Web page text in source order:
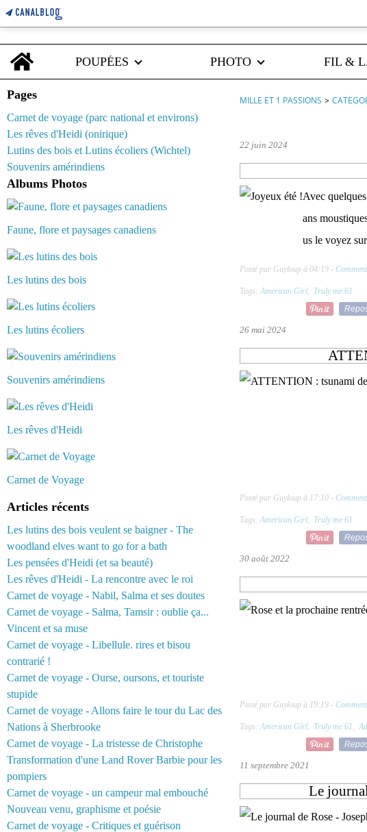
Home
POUPÉES
PHOTO FIL &
Pages
Carnet de voyage (parc national et environs)
Les rêves d'Heidi (onirique)
Lutins des bois et Lutins écoliers (Wichtel)
Souvenirs amérindiens
Albums Photos
Faune, flore et paysages canadiens
Les lutins des bois
Les lutins écoliers
Souvenirs amérindiens
Les rêves d'Heidi
Carnet de Voyage
Articles récents
Les lutins des bois veulent se baigner - The
woodland elves want to go for a bath
Les pensées d'Heidi (et sa beauté)
Les rêves d'Heidi - La rencontre avec le roi
Carnet de voyage - Nabil, Salma et ses doutes
Carnet de voyage - Salma, Tamsir : oublie ça...
Vincent et sa muse
Carnet de voyage - Libellule. rires et bisou
contrarié !
Carnet de voyage - Ourse, oursons, et touriste
stupide
Carnet de voyage - Allons faire le tour du Lac des
Nations à Sherbrooke
Carnet de voyage - La tristesse de Christophe
Transformation d'une Land Rover Barbie pour les
pompiers
Carnet de voyage - un campeur mal embouché
Nouveau venu, graphisme et poésie
Carnet de voyage - Critiques et guérison
MILLE ET 1 PASSIONS >
22 juin 2024
Avec
ans
us le voyez
Posté par Guyloup à 04:19 -
Tags: American Girl, Truly me 61
26 mai 2024
Posté par Guyloup à 17:10 -
Tags: American Girl, Truly me 61
30 août 2022
Posté par Guyloup à 19:19 -
Tags: American Girl, Truly me 61,
11 septembre 2021
Le